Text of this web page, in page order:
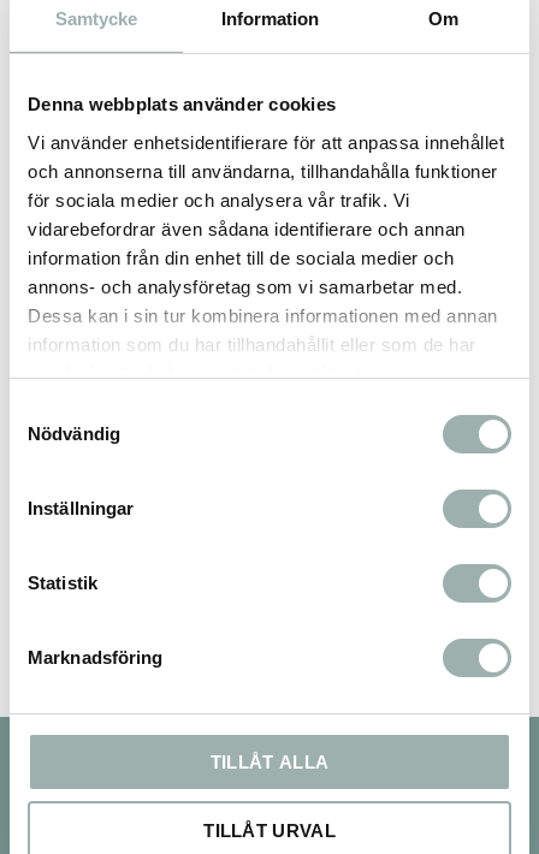
Samtycke Information Om
Denna webbplats använder cookies
Vi använder enhetsidentifierare för att anpassa innehållet
och annonserna till användarna, tillhandahålla funktioner
för sociala medier och analysera vår trafik. Vi
vidarebefordrar även sådana identifierare och annan
information från din enhet till de sociala medier och
annons- och analysföretag som vi samarbetar med.
Dessa kan i sin tur kombinera informationen med annan
information som du har tillhandahållit eller som de har
samlat in när du har använt deras tjänster.
Nödvändig
Inställningar
Statistik
Marknadsföring
TILLÅT ALLA
TILLÅT URVAL
Analytiska beståndsdelar:
9,0% Råfett
4,6% Råaska (Mineraler)
Omdömen
Du
Nyhetsbrev